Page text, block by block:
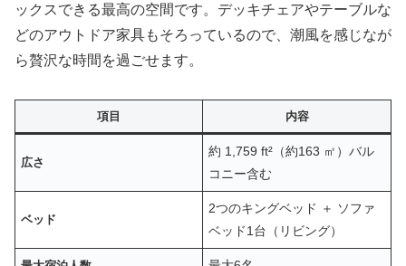
ックスできる最高の空間です。デッキチェアやテーブルな
どのアウトドア家具もそろっているので、潮風を感じなが
ら贅沢な時間を過ごせます。
項目 内容
広さ
約 1,759 ft²（約163 ㎡）バル
コニー含む
ベッド
2つのキングベッド ＋ ソファ
ベッド1台（リビング）